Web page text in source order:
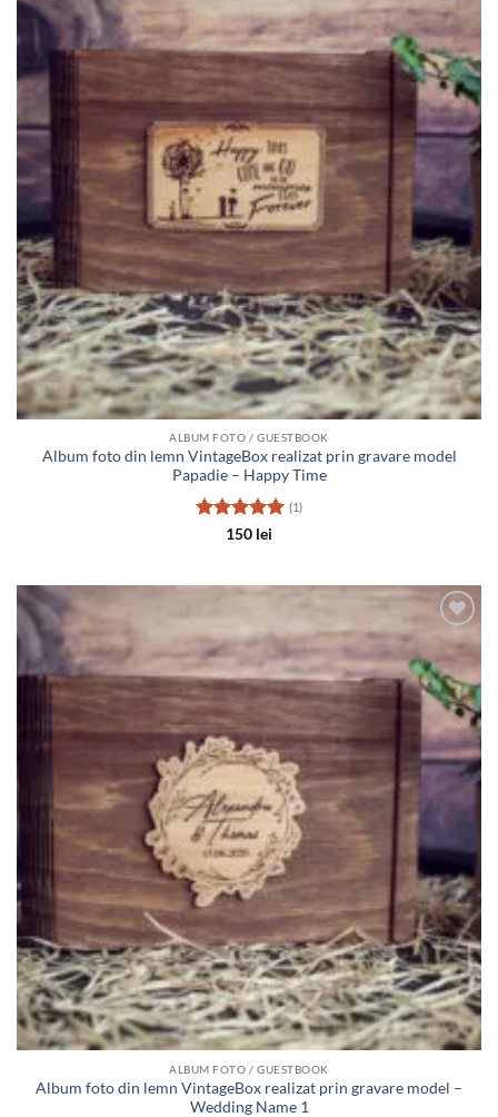
Adauga
in lista
de
dorinte
ALBUM FOTO / GUESTBOOK
Album foto din lemn VintageBox realizat prin gravare model
Papadie – Happy Time
Evaluat la
(1)
150 lei
Adauga
in lista
de
dorinte
ALBUM FOTO / GUESTBOOK
Album foto din lemn VintageBox realizat prin gravare model –
Wedding Name 1